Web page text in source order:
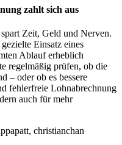
zahlt sich aus
Zeit, Geld und Nerven.
Einsatz eines
Ablauf erheblich
regelmäßig prüfen, ob die
– oder ob es bessere
fehlerfreie Lohnabrechnung
auch für mehr
christianchan